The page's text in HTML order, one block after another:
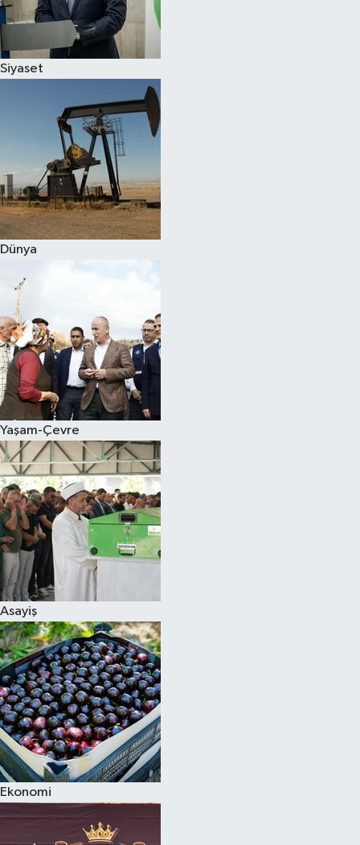
Siyaset
Dünya
Yaşam-Çevre
Asayiş
Ekonomi
Spor
Çocuk
Eğitim
Hava Durumu
Kadın
Kültür Sanat
Sağlık
Siyaset
Teknoloji
Televizyon
Yaşam-Çevre